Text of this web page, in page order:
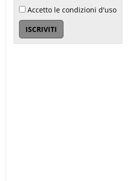
Accetto le condizioni d'uso